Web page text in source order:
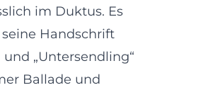
im Duktus. Es
seine Handschrift
„Untersendling“
Ballade und